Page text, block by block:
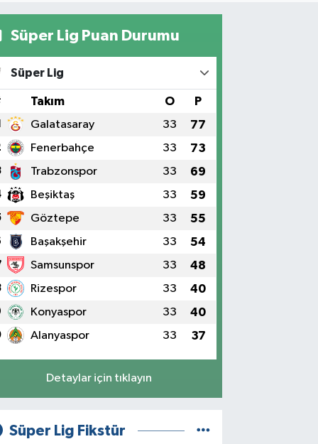
Süper Lig Puan Durumu
Süper Lig
Takım O P
Galatasaray 33 77
Fenerbahçe 33 73
Trabzonspor 33 69
Beşiktaş 33 59
Göztepe 33 55
Başakşehir 33 54
Samsunspor 33 48
Rizespor 33 40
Konyaspor 33 40
Alanyaspor 33 37
Detaylar için tıklayın
Süper Lig Fikstür